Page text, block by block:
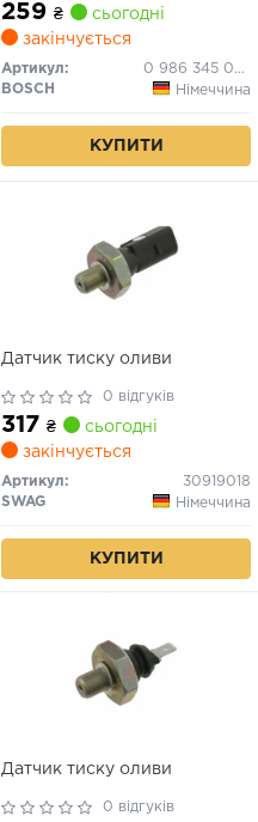
259 ₴
сьогодні
закінчується
Артикул:
0 986 345 000
BOSCH
Німеччина
КУПИТИ
Датчик тиску оливи
0 відгуків
317 ₴
сьогодні
закінчується
Артикул:
30919018
SWAG
Німеччина
КУПИТИ
Датчик тиску оливи
0 відгуків